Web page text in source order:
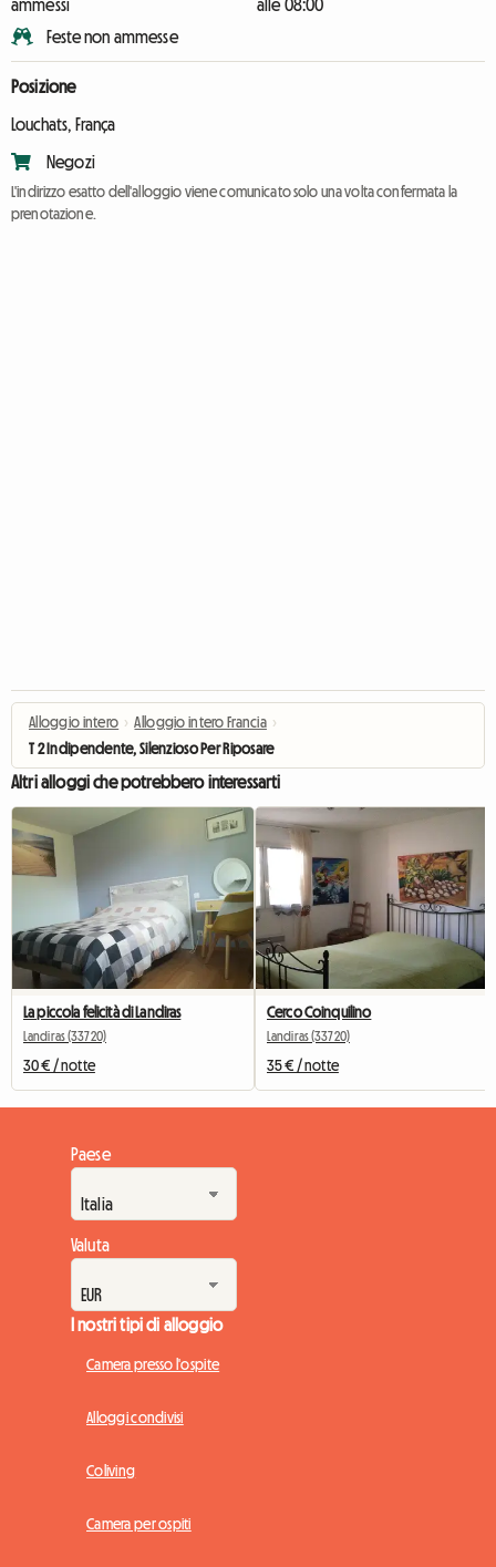
ammessi
Feste non ammesse
alle 08:00
Posizione
Louchats, França
Negozi
L'indirizzo esatto dell'alloggio viene comunicato solo una volta confermata la
prenotazione.
Alloggio intero › Alloggio intero Francia ›
T 2 Indipendente, Silenzioso Per Riposare
Altri alloggi che potrebbero interessarti
La piccola felicità di Landiras
Landiras (33720)
30 € / notte
Cerco Coinquilino
Landiras (33720)
35 € / notte
Paese
Valuta
I nostri tipi di alloggio
Camera presso l'ospite
Alloggi condivisi
Coliving
Camera per ospiti